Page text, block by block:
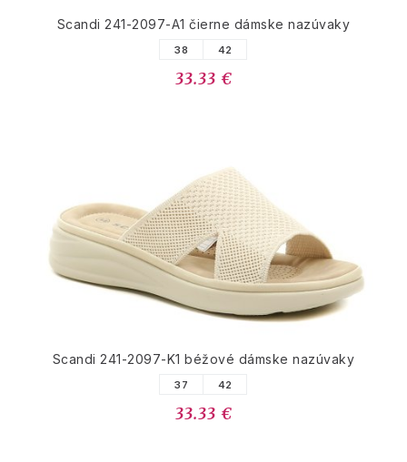
Scandi 241-2097-A1 čierne dámske nazúvaky
38 42
33.33 €
Scandi 241-2097-K1 béžové dámske nazúvaky
37 42
33.33 €